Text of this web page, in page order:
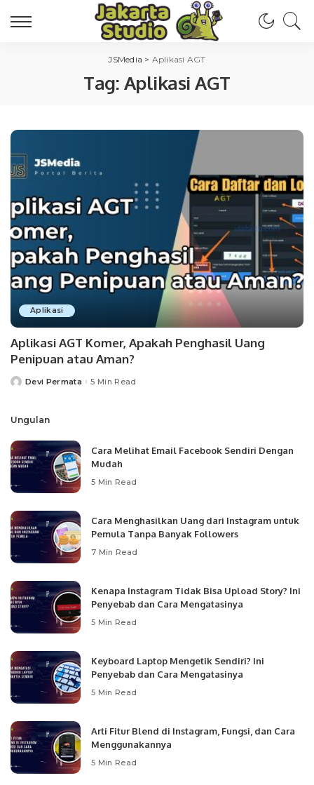
JSMedia > Aplikasi AGT
Tag: Aplikasi AGT
Aplikasi
Aplikasi AGT Komer, Apakah Penghasil Uang
Penipuan atau Aman?
PostedDevi Permata 5 Min Read
Ungulan
Cara Melihat Email Facebook Sendiri Dengan
Mudah
5 Min Read
Cara Menghasilkan Uang dari Instagram untuk
Pemula Tanpa Banyak Followers
7 Min Read
Kenapa Instagram Tidak Bisa Upload Story? Ini
Penyebab dan Cara Mengatasinya
5 Min Read
Keyboard Laptop Mengetik Sendiri? Ini
Penyebab dan Cara Mengatasinya
5 Min Read
Arti Fitur Blend di Instagram, Fungsi, dan Cara
Menggunakannya
5 Min Read